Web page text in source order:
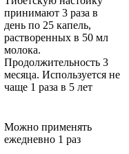
принимают 3 раза в
день по 25 капель,
растворенных в 50 мл
молока.
Продолжительность 3
месяца. Используется не
чаще 1 раза в 5 лет
Можно применять
ежедневно 1 раз